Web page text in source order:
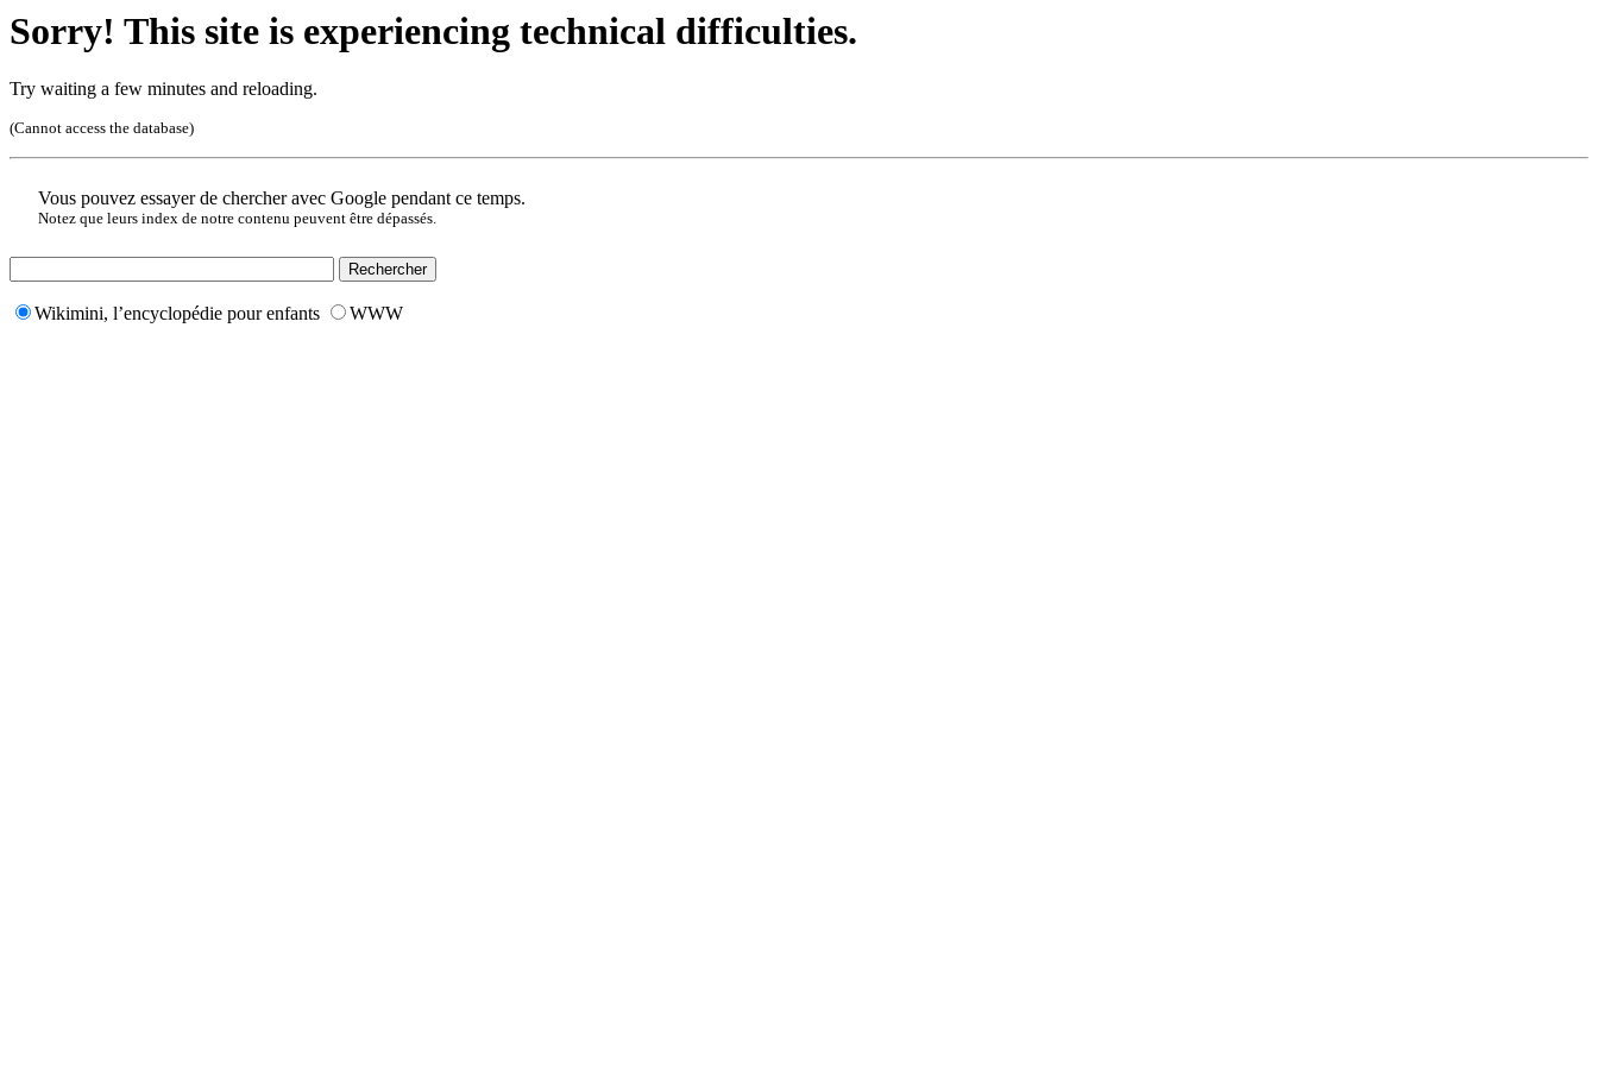
Sorry! This site is experiencing technical difficulties.
Try waiting a few minutes and reloading.
(Cannot access the database)
Vous pouvez essayer de chercher avec Google pendant ce temps.
Notez que leurs index de notre contenu peuvent être dépassés.
Wikimini, l’encyclopédie pour enfants WWW